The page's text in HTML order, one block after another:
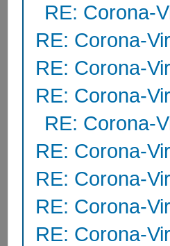
RE: Corona-
RE: Corona-
RE: Corona-
RE: Corona-
RE: Corona-
RE: Corona-
RE: Corona-
RE: Corona-
RE: Corona-